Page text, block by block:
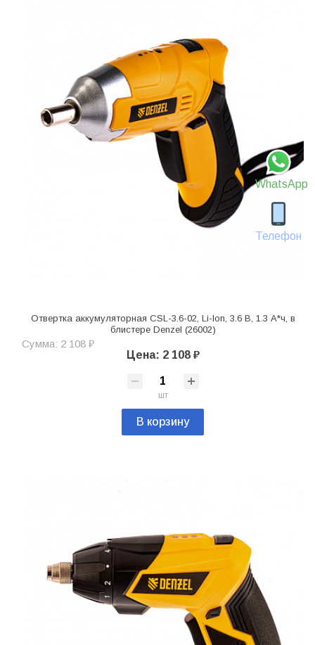
WhatsApp
Телефон
Отвертка аккумуляторная CSL-3.6-02, Li-Ion, 3.6 В, 1.3 А*ч, в
блистере Denzel (26002)
Сумма: 2 108 ₽
Цена: 2 108 ₽
шт
В корзину